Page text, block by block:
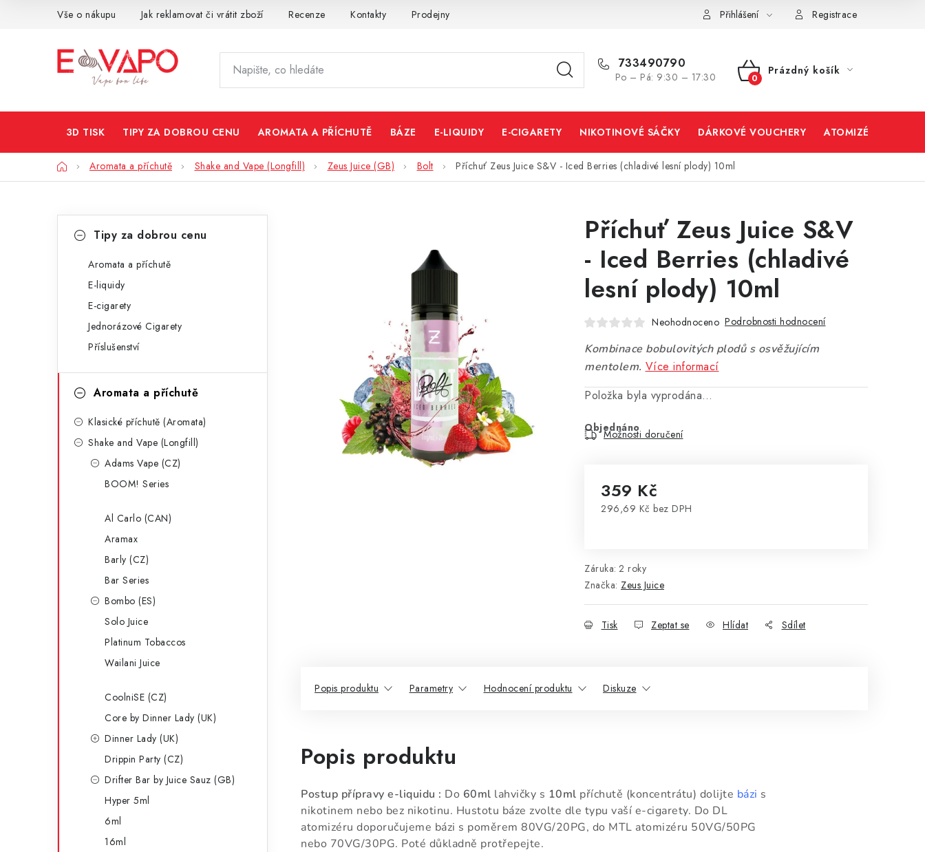
Vše o nákupu Jak reklamovat či vrátit zboží Recenze Kontakty Prodejny Přihlášení Registrace
733490790
Po – Pá: 9:30 – 17:30
NÁKUPNÍ
Prázdný košík
3D TISK TIPY ZA DOBROU CENU AROMATA A PŘÍCHUTĚ BÁZE E-LIQUIDY E-CIGARETY NIKOTINOVÉ SÁČKY DÁRKOVÉ VOUCHERY ATOMIZÉRY A
DomůAromata a příchutě Shake and Vape (Longfill) Zeus Juice (GB) Bolt Příchuť Zeus Juice S&V - Iced Berries (chladivé lesní plody) 10ml
n
kategorieTipy za dobrou cenu
Aromata a příchutě
E-liquidy
E-cigarety
Jednorázové Cigarety
Příslušenství
Aromata a příchutě
Klasické příchutě (Aromata)
Shake and Vape (Longfill)
Adams Vape (CZ)
BOOM! Series
Al Carlo (CAN)
Aramax
Barly (CZ)
Bar Series
Bombo (ES)
Solo Juice
Platinum Tobaccos
Wailani Juice
CoolniSE (CZ)
Core by Dinner Lady (UK)
Dinner Lady (UK)
Drippin Party (CZ)
Drifter Bar by Juice Sauz (GB)
Hyper 5ml
6ml
16ml
Příchuť Zeus Juice S&V
- Iced Berries (chladivé
lesní plody) 10ml
Neohodnoceno Podrobnosti hodnocení
Kombinace bobulovitých plodů s osvěžujícím
mentolem. Více informací
Položka byla vyprodána…
Objednáno
Možnosti doručení
359 Kč
296,69 Kč bez DPH
Záruka: 2 roky
Značka: Zeus Juice
Tisk Zeptat se Hlídat Sdílet
Popis produktu Parametry Hodnocení produktu Diskuze
Popis produktu
Postup přípravy e-liquidu : Do 60ml lahvičky s 10ml příchutě (koncentrátu) dolijte bázi s
nikotinem nebo bez nikotinu. Hustotu báze zvolte dle typu vaší e-cigarety. Do DL
atomizéru doporučujeme bázi s poměrem 80VG/20PG, do MTL atomizéru 50VG/50PG
nebo 70VG/30PG. Poté důkladně protřepejte.